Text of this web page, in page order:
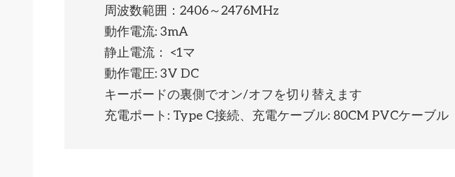
周波数範囲：2406～2476MHz
動作電流: 3mA
静止電流： <1マ
動作電圧: 3V DC
キーボードの裏側でオン/オフを切り替えます
充電ポート: Type C接続、充電ケーブル: 80CM PVCケーブル